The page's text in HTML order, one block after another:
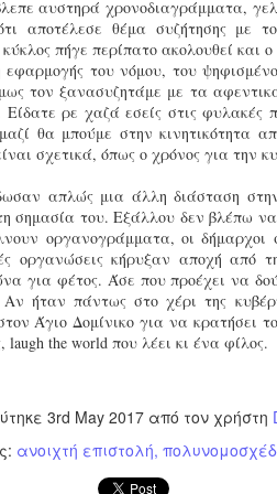
αυστηρά χρονοδιαγράμματα,
αποτέλεσε θέμα συζήτησης με
πήγε περίπατο ακολουθεί και
του νόμου, του
τον ξανασυζητάμε με τα
ρε χαζά εσείς στις φυλακές
θα μπούμε στην κινητικότητα
σχετικά, όπως ο χρόνος για την
απλώς μια άλλη διάσταση
σημασία του. Εξάλλου δεν βλέπω να
οργανογράμματα, οι δήμαρχοι
οργανώσεις κήρυξαν αποχή από
για φέτος. Άσε που προέχει να
ήταν πάντως στο χέρι της
Άγιο Δομίνικο για να κρατήσει
laugh the world που λέει κι ένα φίλος.
3rd May 2017 από τον χρήστη
ανοιχτή επιστολή
ζώων συντροφιάς τον
Μάιο από τη Δημοτική
Αστυνομία
Θεσσαλονίκης
Τον απολογισμό των δράσεων
της για την προστασία των
ζώων συντροφιάς τον μήνα
Μάιο 2026 παρουσιάζει η
Θεσσαλονίκης.
Συγκεκριμένα,
πραγματοποιήθηκαν έλεγχοι
από αμιγή κλιμάκια
(αποκλειστικά της Δημοτικής
Αστυνομίας), καθώς και από
μικτά κλιμάκια σε
των ελέγχων ήταν η τήρηση
ζώων και η τήρηση των
υποχρεώσεων των ιδιοκτητών,
Γρεβενά - Τμήμα Δοκίμων
κάνναβης στην αυλή της σχολής
σύλληψη δύο εκπαιδευόμενων
33 και 31 ετών, για
Τετάρτης 6 Μαΐου οι αστυνομικοί
με τις Αρχές, οι δύο άνδρες
του Τμήματος Δοκίμων
χώρο της σχολής, τη στιγμή
τον έλεγχο που ακολούθησε, στην
συνολικού μικτού βάρους
Δήμαρχος Σερρών: «Εκφράζω τη
Δημοτική Αστυνομία Σερρών»
στόχο μία πόλη χωρίς